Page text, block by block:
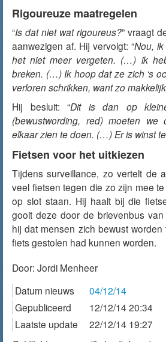
Rigoureuze maatregelen
“Is dat niet wat rigoureus?” vraagt
aanwezigen af. Hij vervolgt: “Nou,
het niet meer vergeten. (…) ik
breken. (…) Ik hoop dat ze zich ‘s
verloren schrikken, want zo
Hij besluit: “Dit is dan op
(bewustwording, red) moeten
elkaar zien te doen. (…) Er is winst
Fietsen voor het uitkiezen
Tijdens surveillance, zo vertelt de
veel fietsen tegen die zo zijn mee
op slot staan. Hij haalt bij die
gooit deze door de brievenbus
hij dat mensen zich bewust
fiets gestolen had kunnen worden.
Door: Jordi Menheer
Datum nieuws
04/12/14
Gepubliceerd
12/12/14 20:34
Laatste update
22/12/14 19:27